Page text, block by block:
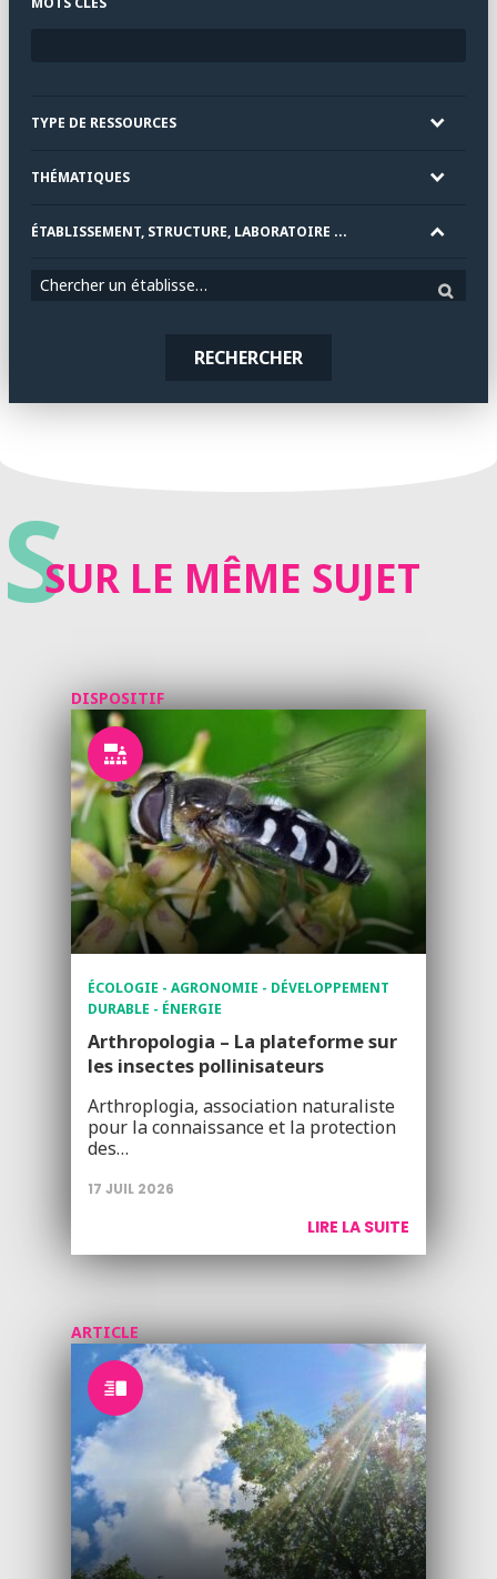
TYPE DE RESSOURCES
THÉMATIQUES
ÉTABLISSEMENT, STRUCTURE, LABORATOIRE ...
Chercher un établissement
RECHERCHER
SSUR LE MÊME SUJET
DISPOSITIF
ÉCOLOGIE - AGRONOMIE - DÉVELOPPEMENT
DURABLE - ÉNERGIE
Arthropologia – La plateforme sur
les insectes pollinisateurs
Arthroplogia, association naturaliste
pour la connaissance et la protection
des…
17 JUIL 2026
LIRE LA SUITE
ARTICLE